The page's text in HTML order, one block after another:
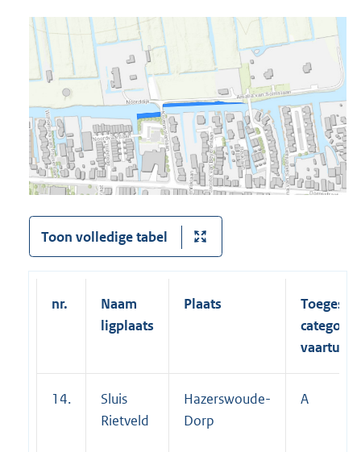
Toon volledige tabel
nr.
Naam
ligplaats
Plaats
14.
Sluis
Rietveld
Hazerswoude-
Dorp
A